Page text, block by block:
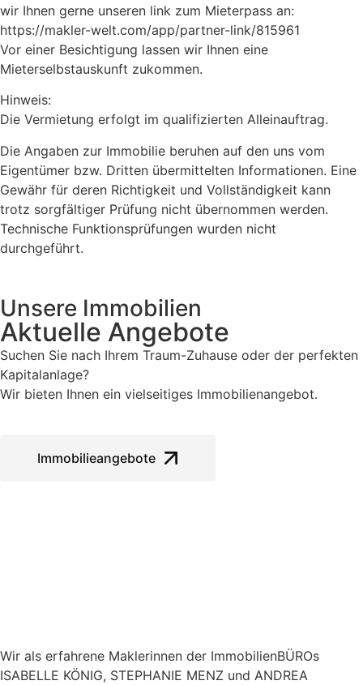
wir Ihnen gerne unseren link zum Mieterpass an:
https://makler-welt.com/app/partner-link/815961
Vor einer Besichtigung lassen wir Ihnen eine
Mieterselbstauskunft zukommen.
Hinweis:
Die Vermietung erfolgt im qualifizierten Alleinauftrag.
Die Angaben zur Immobilie beruhen auf den uns vom
Eigentümer bzw. Dritten übermittelten Informationen. Eine
Gewähr für deren Richtigkeit und Vollständigkeit kann
trotz sorgfältiger Prüfung nicht übernommen werden.
Technische Funktionsprüfungen wurden nicht
durchgeführt.
Unsere Immobilien
Aktuelle Angebote
Suchen Sie nach Ihrem Traum-Zuhause oder der perfekten
Kapitalanlage?
Wir bieten Ihnen ein vielseitiges Immobilienangebot.
Immobilieangebote
Wir als erfahrene Maklerinnen der ImmobilienBÜROs
ISABELLE KÖNIG, STEPHANIE MENZ und ANDREA